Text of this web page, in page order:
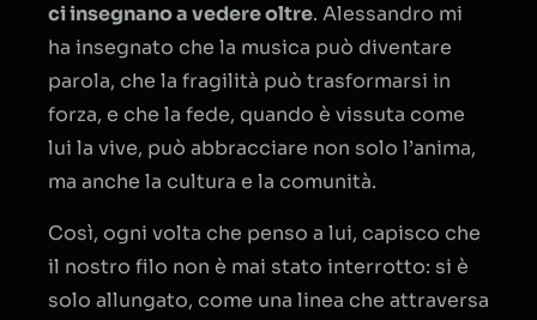
ci insegnano a vedere oltre. Alessandro mi
ha insegnato che la musica può diventare
parola, che la fragilità può trasformarsi in
forza, e che la fede, quando è vissuta come
lui la vive, può abbracciare non solo l’anima,
ma anche la cultura e la comunità.
Così, ogni volta che penso a lui, capisco che
il nostro filo non è mai stato interrotto: si è
solo allungato, come una linea che attraversa